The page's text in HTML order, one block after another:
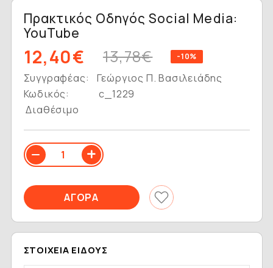
Πρακτικός Οδηγός Social Media:
YouTube
12,40€ 13,78€ -10%
Συγγραφέας:
Γεώργιος Π. Βασιλειάδης
Κωδικός:
c_1229
Διαθέσιμο
ΣΤΟΙΧΕΊΑ ΕΊΔΟΥΣ